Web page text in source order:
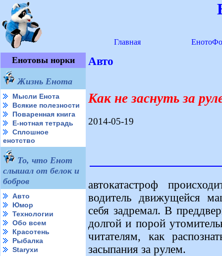
Главная
Енотовы норки
Жизнь Енота
Мысли Енота
Всякие полезности
Поваренная книга
Е-нотная тетрадь
Сплошное
енотство
То, что Енот
слышал от белок и
бобров
Авто
Юмор
Технологии
Обо всем
Красотень
Рыбалка
Starухи
Авто
Как не заснуть за
2014-05-19
автокатастроф
водитель движущейся
себя задремал. В
долгой и порой
читателям, как
засыпания за рулем.